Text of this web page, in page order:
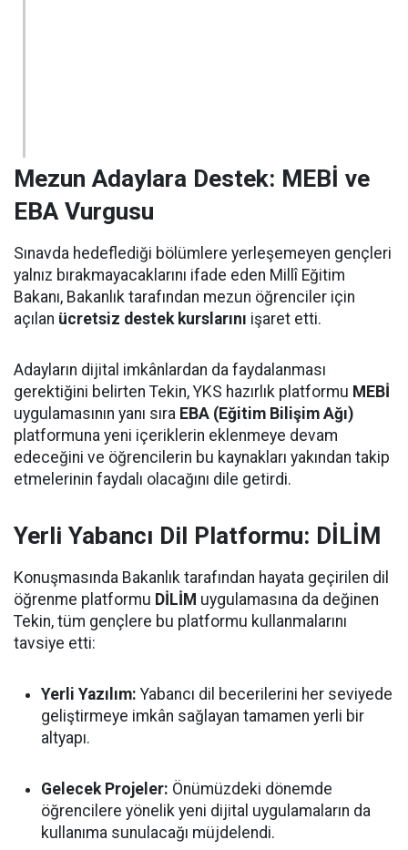
Mezun Adaylara Destek: MEBİ ve
EBA Vurgusu
Sınavda hedeflediği bölümlere yerleşemeyen gençleri
yalnız bırakmayacaklarını ifade eden Millî Eğitim
Bakanı, Bakanlık tarafından mezun öğrenciler için
açılan ücretsiz destek kurslarını işaret etti.
Adayların dijital imkânlardan da faydalanması
gerektiğini belirten Tekin, YKS hazırlık platformu MEBİ
uygulamasının yanı sıra EBA (Eğitim Bilişim Ağı)
platformuna yeni içeriklerin eklenmeye devam
edeceğini ve öğrencilerin bu kaynakları yakından takip
etmelerinin faydalı olacağını dile getirdi.
Yerli Yabancı Dil Platformu: DİLİM
Konuşmasında Bakanlık tarafından hayata geçirilen dil
öğrenme platformu DİLİM uygulamasına da değinen
Tekin, tüm gençlere bu platformu kullanmalarını
tavsiye etti:
Yerli Yazılım: Yabancı dil becerilerini her seviyede
geliştirmeye imkân sağlayan tamamen yerli bir
altyapı.
Gelecek Projeler: Önümüzdeki dönemde
öğrencilere yönelik yeni dijital uygulamaların da
kullanıma sunulacağı müjdelendi.